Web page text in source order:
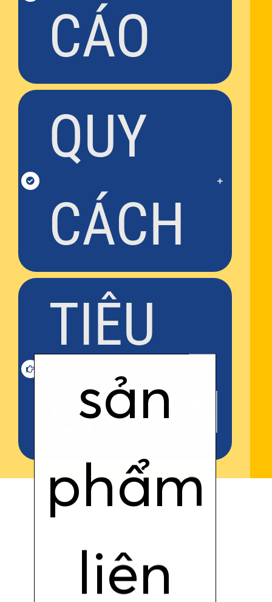
CÁO
QUY
CÁCH
TIÊU
CHUẨN
sản
phẩm
liên